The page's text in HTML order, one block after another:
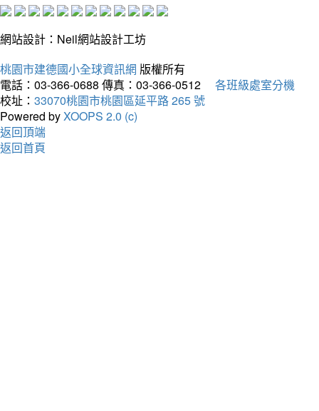
網站設計：Neil網站設計工坊
桃園市建德國小全球資訊網 版權所有
電話：03-366-0688 傳真：03-366-0512
各班級處室分機
校址： 33070桃園市桃園區延平路 265 號
Powered byXOOPS 2.0 (c)
返回頂端
返回首頁